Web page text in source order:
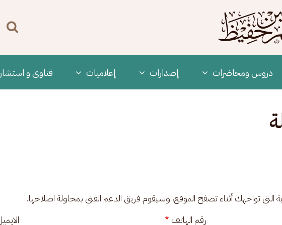
دروس ومحاضرات ‫إصدارات إعلاميات فتاوى و
التي تواجهك أثناء تصفح الموقع، وسيقوم فريق الدعم الفني بمحاولة اصلاحها.
رقم الهاتف